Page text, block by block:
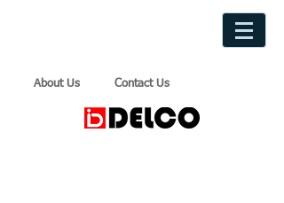
About Us Contact Us